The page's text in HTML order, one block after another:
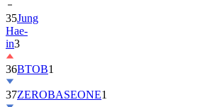
35Jung
Hae-
in3
36BTOB1
37ZEROBASEONE1